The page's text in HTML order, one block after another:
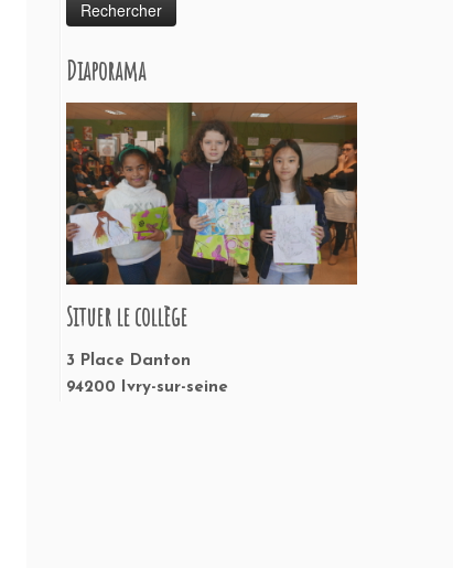
Diaporama
Situer le collège
3 Place Danton
94200 Ivry-sur-seine